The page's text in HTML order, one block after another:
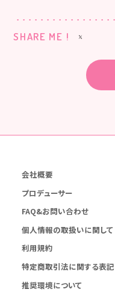
SHARE ME !
会社概要
プロデューサー
FAQ&お問い合わせ
個人情報の取扱いに関して
利用規約
特定商取引法に関する表記
推奨環境について